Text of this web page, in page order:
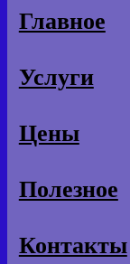
Главное
Услуги
Цены
Полезное
Контакты